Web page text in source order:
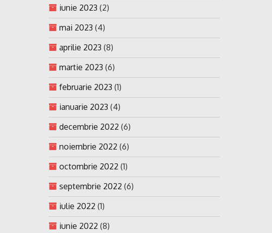
iunie 2023 (2)
mai 2023 (4)
aprilie 2023 (8)
martie 2023 (6)
februarie 2023 (1)
ianuarie 2023 (4)
decembrie 2022 (6)
noiembrie 2022 (6)
octombrie 2022 (1)
septembrie 2022 (6)
iulie 2022 (1)
iunie 2022 (8)